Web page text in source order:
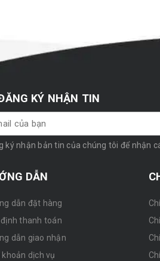
KÝ NHẬN TIN
ký nhận bản tin của chúng tôi để nhận
DẪN
dẫn đặt hàng
định thanh toán
dẫn giao nhận
dịch vụ